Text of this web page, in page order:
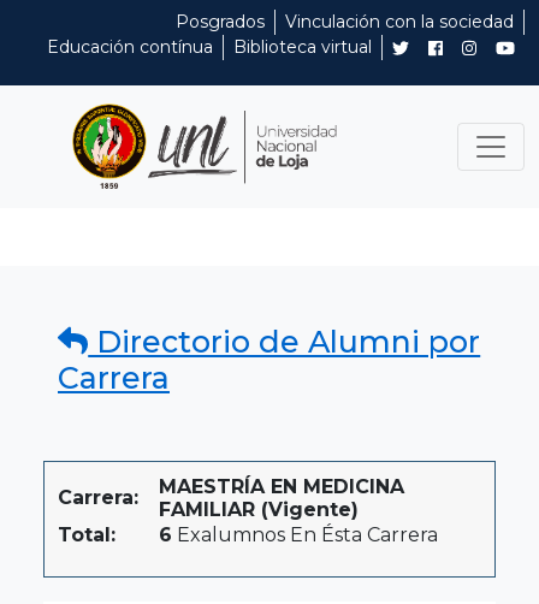
Posgrados
Vinculación con la sociedad
Educación contínua
Biblioteca virtual
Directorio de Alumni por
Carrera
Carrera:
MAESTRÍA EN MEDICINA
FAMILIAR (Vigente)
Total:
6 Exalumnos En Ésta Carrera